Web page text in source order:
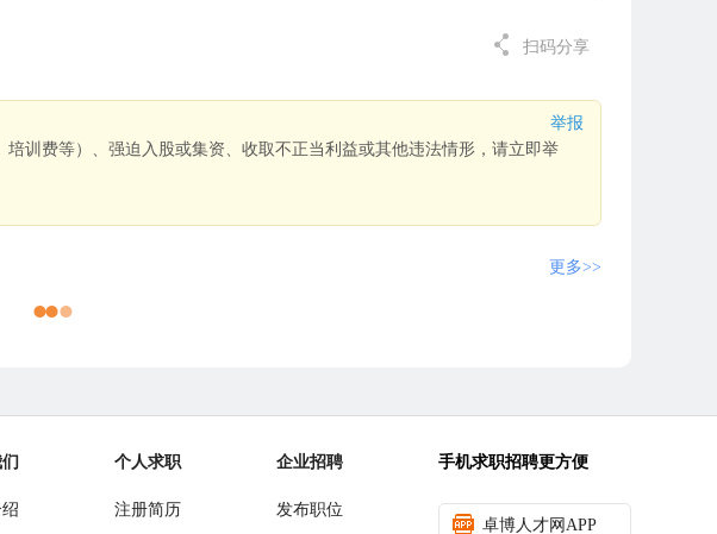
扫码分享
举报
训费等）、强迫入股或集资、收取不正当利益或其他违法情形，请立即举
更多>>
个人求职
注册简历
企业招聘
发布职位
手机求职招聘更方便
卓博人才网APP